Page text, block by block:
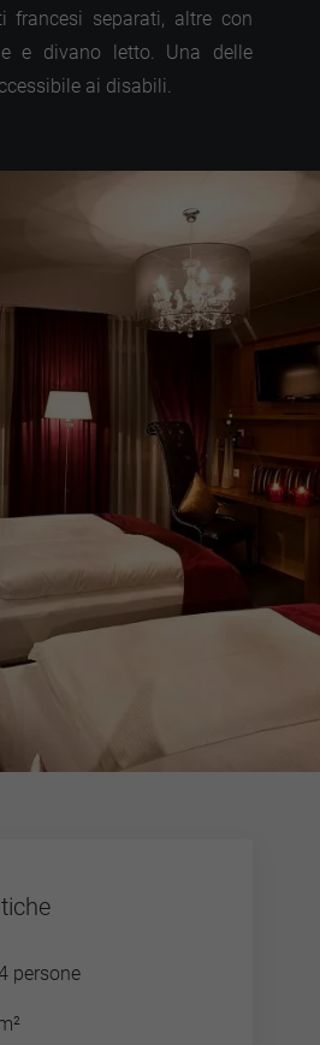
persone
francesi separati, altre con
e divano letto. Una delle
ai disabili.